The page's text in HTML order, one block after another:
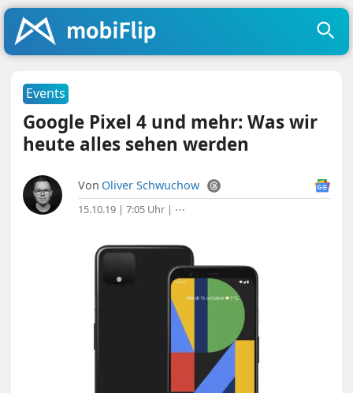
Events
Google Pixel 4 und mehr: Was wir
heute alles sehen werden
Von Oliver Schwuchow
15.10.19 | 7:05 Uhr | ⋯